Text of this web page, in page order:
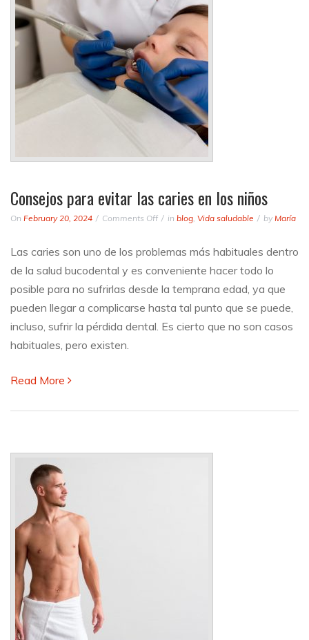
Consejos para evitar las caries en los niños
On February 20, 2024 Comments Offon
evitar
las
caries
los
niños
in blog, Vida saludable by María
Las caries son uno de los problemas más habituales dentro
de la salud bucodental y es conveniente hacer todo lo
posible para no sufrirlas desde la temprana edad, ya que
pueden llegar a complicarse hasta tal punto que se puede,
incluso, sufrir la pérdida dental. Es cierto que no son casos
habituales, pero existen.
Read More